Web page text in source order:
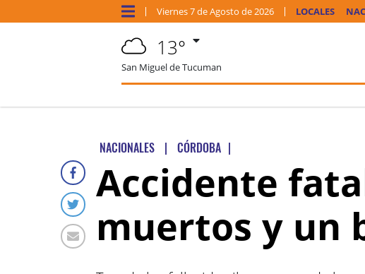
Viernes7 deAgosto de 2026 LOCALES
13°
San Miguel de Tucuman
NACIONALES | CÓRDOBA |
Accidente
muertos y un